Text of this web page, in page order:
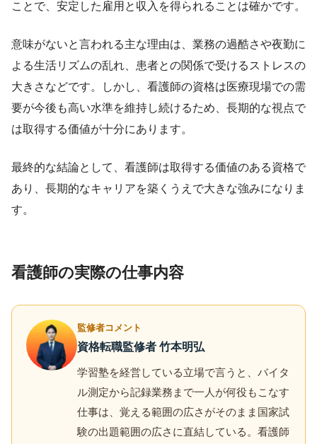
ことで、安定した雇用と収入を得られることは確かです。
意味がないと言われる主な理由は、業務の過酷さや夜勤に
よる生活リズムの乱れ、患者との関係で受けるストレスの
大きさなどです。しかし、看護師の資格は医療現場での需
要が今後も高い水準を維持し続けるため、長期的な視点で
は取得する価値が十分にあります。
最終的な結論として、看護師は取得する価値のある資格で
あり、長期的なキャリアを築くうえで大きな強みになりま
す。
看護師の実際の仕事内容
監修者コメント
資格転職監修者 竹本明弘
学習塾を経営している立場で言うと、バイタ
ル測定から記録業務まで一人が何役もこなす
仕事は、覚える範囲の広さがそのまま国家試
験の出題範囲の広さに直結している。看護師